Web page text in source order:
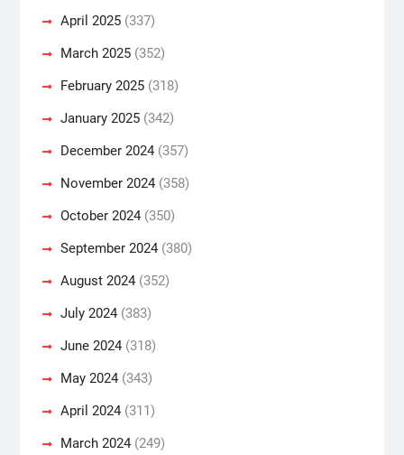
April 2025(337)
March 2025(352)
February 2025(318)
January 2025(342)
December 2024(357)
November 2024(358)
October 2024(350)
September 2024(380)
August 2024(352)
July 2024(383)
June 2024(318)
May 2024(343)
April 2024(311)
March 2024(249)